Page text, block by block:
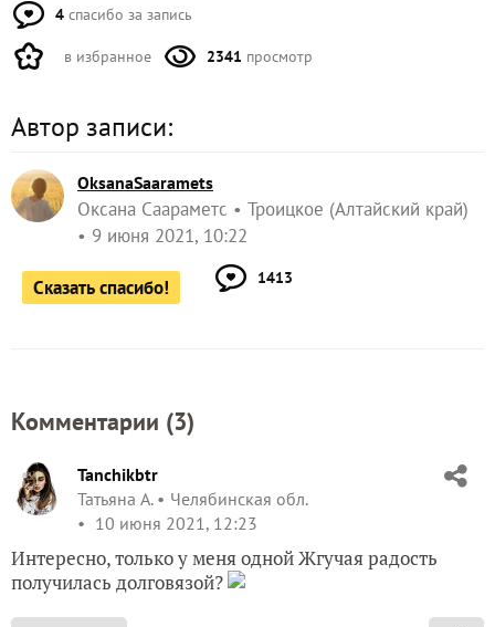
4 спасибо за запись
в избранное 2341 просмотр
Автор записи:
OksanaSaaramets
Оксана Саараметс
Троицкое (Алтайский край)
9 июня 2021, 10:22
Сказать спасибо! 1413
Комментарии (3)
Tanchikbtr
Татьяна А.
Челябинская обл.
10 июня 2021, 12:23
Интересно, только у меня одной Жгучая радость
получилась долговязой?